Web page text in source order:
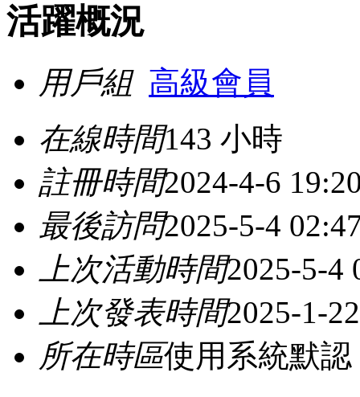
活躍概況
用戶組 高級會員
在線時間143 小時
註冊時間2024-4-6
最後訪問2025-5-4
上次活動時間2025-5-4
上次發表時間2025-1-
所在時區使用系統默認